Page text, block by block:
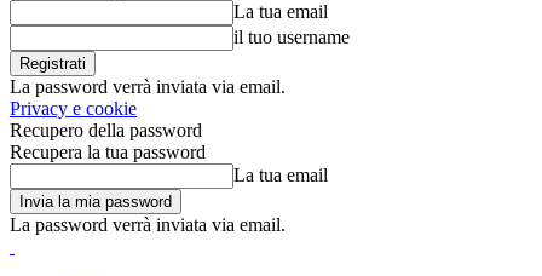
La tua email
il tuo username
La password verrà inviata via email.
Privacy e cookie
Recupero della password
Recupera la tua password
La tua email
La password verrà inviata via email.